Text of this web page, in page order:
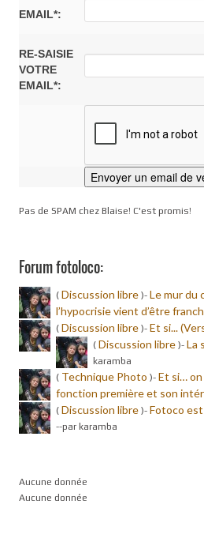
EMAIL*:
RE-SAISIE
VOTRE
EMAIL*:
Pas de SPAM chez Blaise! C'est promis!
Forum fotoloco:
( Discussion libre )- Le mur du
l’hypocrisie vient d’être
( Discussion libre )- Et si...
( Discussion libre )- La
karamba
( Technique Photo )- Et si… on
fonction première et son
( Discussion libre )- Fotoco
--par karamba
Aucune donnée
Aucune donnée